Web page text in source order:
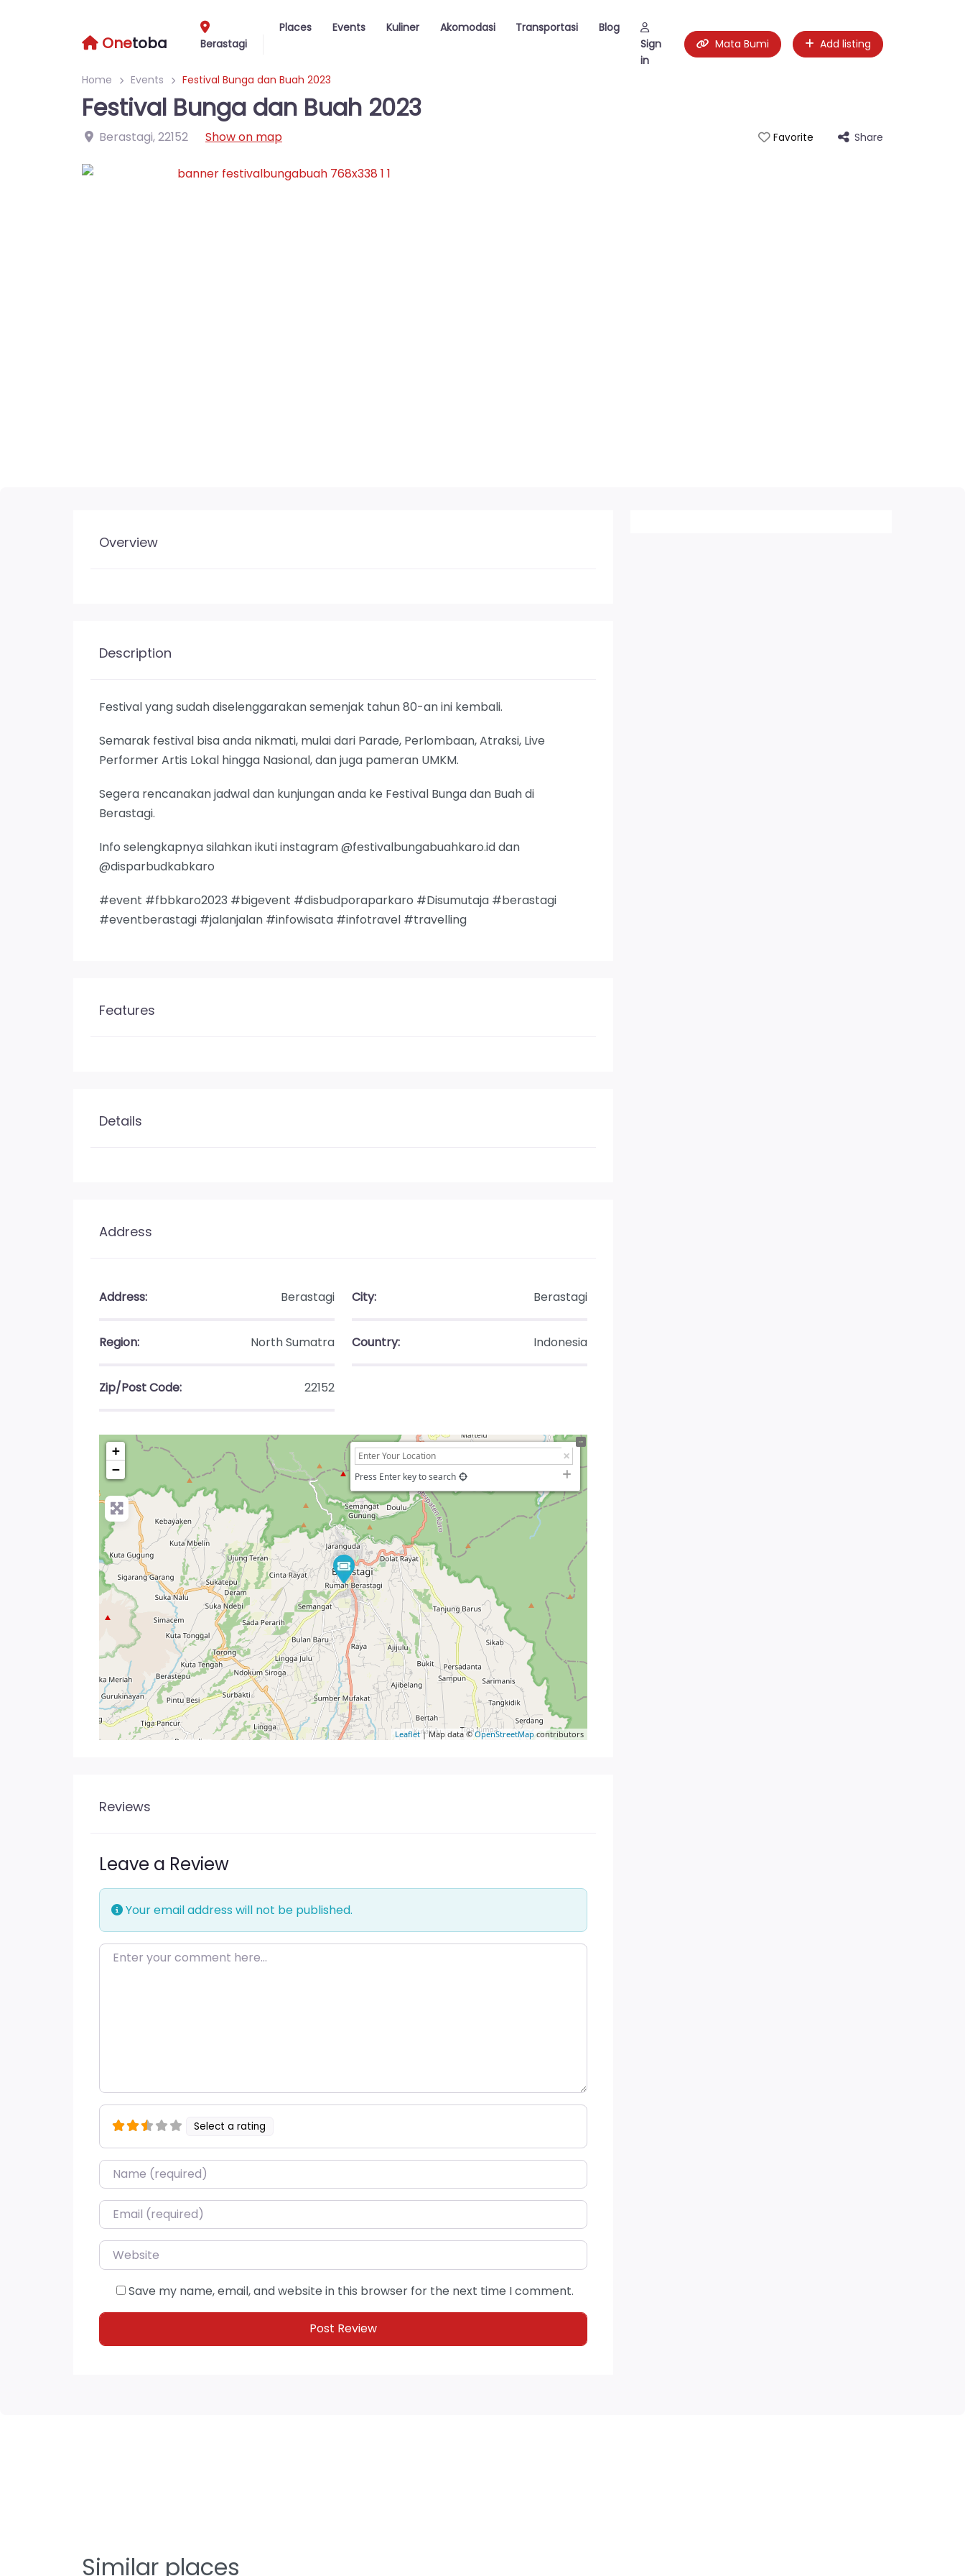
Onetoba Berastagi
Places Events Kuliner Akomodasi Transportasi
Blog
Sign
in
Mata Bumi Add listing
Home Events Festival Bunga dan Buah 2023
Festival Bunga dan Buah 2023
Berastagi,22152 Show on map Favorite Share
Overview
Description
Festival yang sudah diselenggarakan semenjak tahun 80-an ini kembali.
Semarak festival bisa anda nikmati, mulai dari Parade, Perlombaan, Atraksi, Live
Performer Artis Lokal hingga Nasional, dan juga pameran UMKM.
Segera rencanakan jadwal dan kunjungan anda ke Festival Bunga dan Buah di
Berastagi.
Info selengkapnya silahkan ikuti instagram @festivalbungabuahkaro.id dan
@disparbudkabkaro
#event #fbbkaro2023 #bigevent #disbudporaparkaro #Disumutaja #berastagi
#eventberastagi #jalanjalan #infowisata #infotravel #travelling
Features
Details
Address
Address: Berastagi City: Berastagi
Region: North Sumatra Country: Indonesia
Zip/Post Code: 22152
+
−
Press Enter key to search
Leaflet| Map data ©OpenStreetMap contributors
Reviews
Leave a Review
Your email address will not be published.
Enter your comment here…
Select a rating
Name*
Email*
Website
Save my name, email, and website in this browser for the next time I comment.
Similar places